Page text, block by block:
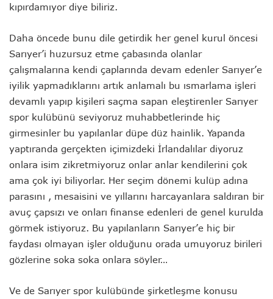
kıpırdamıyor diye biliriz.
Daha öncede bunu dile getirdik her genel kurul öncesi
Sarıyer’i huzursuz etme çabasında olanlar
çalışmalarına kendi çaplarında devam edenler Sarıyer’e
iyilik yapmadıklarını artık anlamalı bu ısmarlama işleri
devamlı yapıp kişileri saçma sapan eleştirenler Sarıyer
spor kulübünü seviyoruz muhabbetlerinde hiç
girmesinler bu yapılanlar düpe düz hainlik. Yapanda
yaptıranda gerçekten içimizdeki İrlandalılar diyoruz
onlara isim zikretmiyoruz onlar anlar kendilerini çok
ama çok iyi biliyorlar. Her seçim dönemi kulüp adına
parasını , mesaisini ve yıllarını harcayanlara saldıran bir
avuç çapsızı ve onları finanse edenleri de genel kurulda
görmek istiyoruz. Bu yapılanların Sarıyer’e hiç bir
faydası olmayan işler olduğunu orada umuyoruz birileri
gözlerine soka soka onlara söyler…
Ve de Sarıyer spor kulübünde şirketleşme konusu